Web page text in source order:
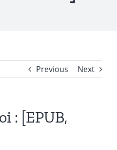
Previous Next
: [EPUB,